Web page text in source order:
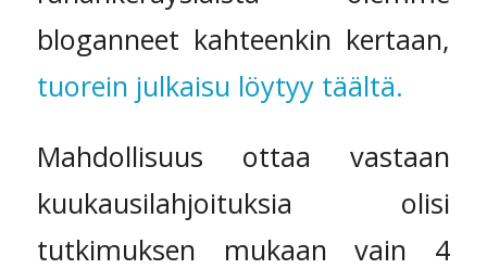
bloganneet kahteenkin kertaan,
tuorein julkaisu löytyy täältä.
Mahdollisuus ottaa vastaan
kuukausilahjoituksia olisi
tutkimuksen mukaan vain 4